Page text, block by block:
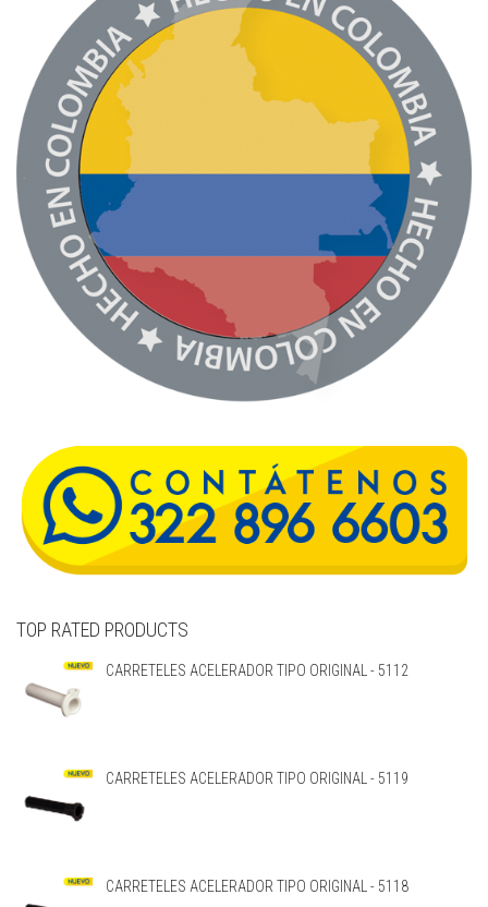
TOP RATED PRODUCTS
CARRETELES ACELERADOR TIPO ORIGINAL - 5112
CARRETELES ACELERADOR TIPO ORIGINAL - 5119
CARRETELES ACELERADOR TIPO ORIGINAL - 5118